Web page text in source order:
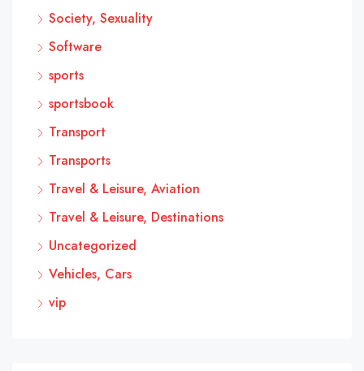
Society, Sexuality
Software
sports
sportsbook
Transport
Transports
Travel & Leisure, Aviation
Travel & Leisure, Destinations
Uncategorized
Vehicles, Cars
vip